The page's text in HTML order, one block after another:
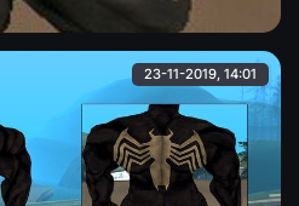
23-11-2019, 14:01